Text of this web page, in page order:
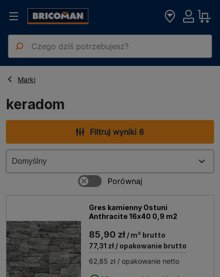
Strona główna
Marki
keradom
keradom
Filtruj wyniki 6
Gres kamienny Ostuni
Anthracite 16x40 0,9 m2
85,90 zł / m² brutto
77,31 zł / opakowanie brutto
62,85 zł / opakowanie netto